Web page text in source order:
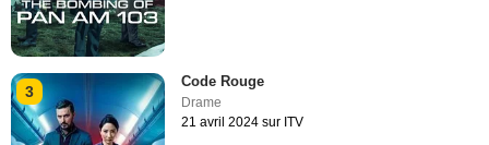
3
Code Rouge
Drame
21 avril 2024 sur ITV